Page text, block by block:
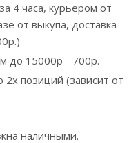
4 часа, курьером от
от выкупа, доставка
до 15000р - 700р.
2х позиций (зависит от
наличными.